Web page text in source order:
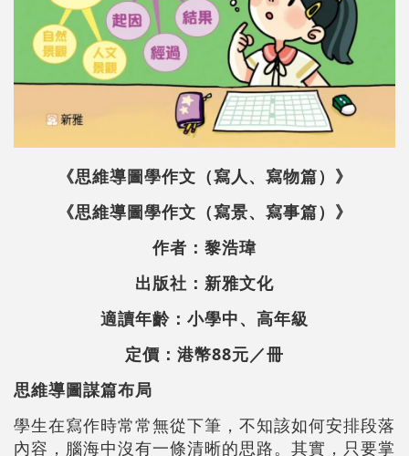
《思維導圖學作文（寫人、寫物篇）》
《思維導圖學作文（寫景、寫事篇）》
作者：黎浩瑋
出版社：新雅文化
適讀年齡：小學中、高年級
定價：港幣88元／冊
思維導圖謀篇布局
學生在寫作時常常無從下筆，不知該如何安排段落
內容，腦海中沒有一條清晰的思路。其實，只要掌